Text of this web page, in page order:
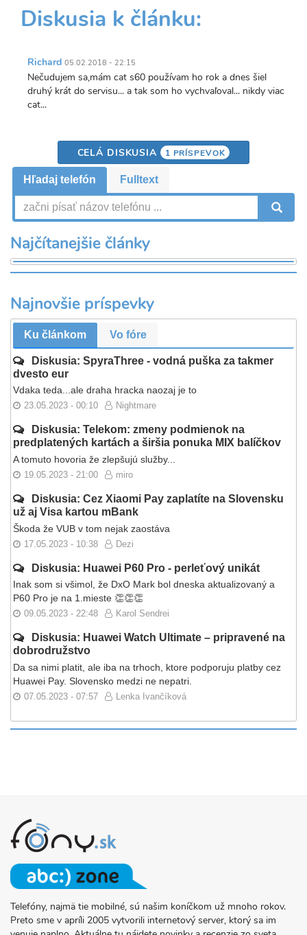
Diskusia k článku:
Richard 05.02.2018 - 22:15
Nečudujem sa,mám cat s60 používam ho rok a dnes šiel
druhý krát do servisu... a tak som ho vychvaľoval... nikdy viac
cat...
CELÁ DISKUSIA 1 PRÍSPEVOK
Hľadaj telefón Fulltext
Najčítanejšie články
Najnovšie príspevky
Ku článkom Vo fóre
Diskusia: SpyraThree - vodná puška za takmer
dvesto eur
Vdaka teda...ale draha hracka naozaj je to
23.05.2023 - 00:10 Nightmare
Diskusia: Telekom: zmeny podmienok na
predplatených kartách a širšia ponuka MIX balíčkov
A tomuto hovoria že zlepšujú služby...
19.05.2023 - 21:00 miro
Diskusia: Cez Xiaomi Pay zaplatíte na Slovensku
už aj Visa kartou mBank
Škoda že VUB v tom nejak zaostáva
17.05.2023 - 10:38 Dezi
Diskusia: Huawei P60 Pro - perleťový unikát
Inak som si všimol, že DxO Mark bol dneska aktualizovaný a
P60 Pro je na 1.mieste 👏👏👏
09.05.2023 - 22:48 Karol Sendrei
Diskusia: Huawei Watch Ultimate – pripravené na
dobrodružstvo
Da sa nimi platit, ale iba na trhoch, ktore podporuju platby cez
Huawei Pay. Slovensko medzi ne nepatri.
07.05.2023 - 07:57 Lenka Ivančíková
O
PROJEKTE
Telefóny, najmä tie mobilné, sú našim koníčkom už mnoho rokov.
Preto sme v apríli 2005 vytvorili internetový server, ktorý sa im